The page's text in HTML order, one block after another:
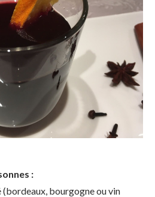
:
(bordeaux, bourgogne ou vin